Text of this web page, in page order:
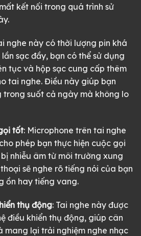
kết nối trong quá trình sử
nghe này có thời lượng pin khá
sạc đầy, bạn có thể sử dụng
tục và hộp sạc cung cấp thêm
tai nghe. Điều này giúp bạn
trong suốt cả ngày mà không lo
tốt: Microphone trên tai nghe
phép bạn thực hiện cuộc gọi
nhiễu âm từ môi trường xung
sẽ nghe rõ tiếng nói của bạn
ồn hay tiếng vang.
thụ động: Tai nghe này được
điều khiển thụ động, giúp cân
mang lại trải nghiệm nghe nhạc